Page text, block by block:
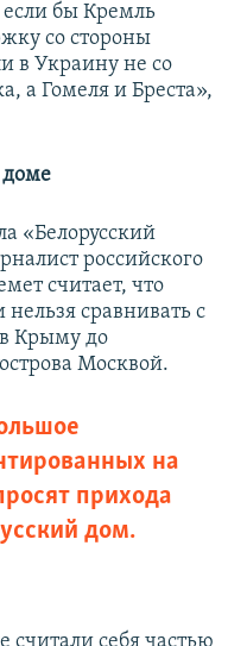
если бы Кремль
со стороны
в Украину не со
а Гомеля и Бреста»,
доме
«Белорусский
российского
считает, что
сравнивать с
Крыму до
Москвой.
на
прихода
дом.